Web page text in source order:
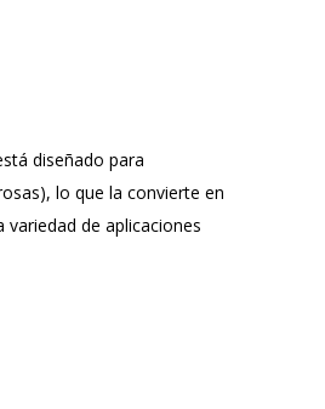
diseñado para
lo que la convierte en
de aplicaciones